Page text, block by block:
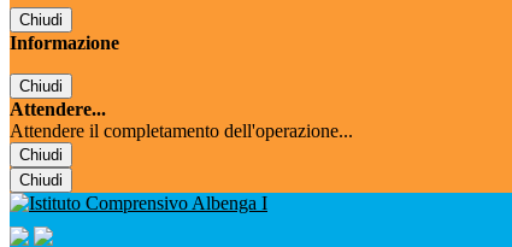
Chiudi
Informazione
Chiudi
Attendere...
Attendere il completamento dell'operazione...
Chiudi
Chiudi